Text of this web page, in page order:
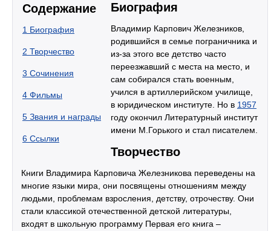
Содержание
1 Биография
2 Творчество
3 Сочинения
4 Фильмы
5 Звания и награды
6 Ссылки
Биография
Владимир Карпович Железников,
родившийся в семье пограничника и
из-за этого все детство часто
переезжавший с места на место, и
сам собирался стать военным,
учился в артиллерийском училище,
в юридическом институте. Но в 1957
году окончил Литературный институт
имени М.Горького и стал писателем.
Творчество
Книги Владимира Карповича Железникова переведены на
многие языки мира, они посвящены отношениям между
людьми, проблемам взросления, детству, отрочеству. Они
стали классикой отечественной детской литературы,
входят в школьную программу Первая его книга –